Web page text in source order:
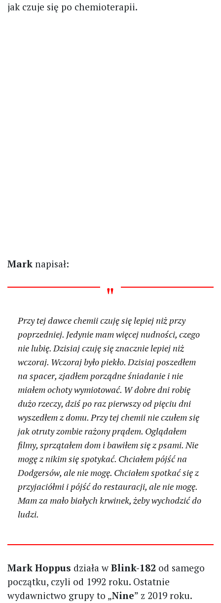
jak czuje się po chemioterapii.
Mark napisał:
Przy tej dawce chemii czuję się lepiej niż przy
poprzedniej. Jedynie mam więcej nudności, czego
nie lubię. Dzisiaj czuję się znacznie lepiej niż
wczoraj. Wczoraj było piekło. Dzisiaj poszedłem
na spacer, zjadłem porządne śniadanie i nie
miałem ochoty wymiotować. W dobre dni robię
dużo rzeczy, dziś po raz pierwszy od pięciu dni
wyszedłem z domu. Przy tej chemii nie czułem się
jak otruty zombie rażony prądem. Oglądałem
filmy, sprzątałem dom i bawiłem się z psami. Nie
mogę z nikim się spotykać. Chciałem pójść na
Dodgersów, ale nie mogę. Chciałem spotkać się z
przyjaciółmi i pójść do restauracji, ale nie mogę.
Mam za mało białych krwinek, żeby wychodzić do
ludzi.
Mark Hoppus działa w Blink-182 od samego
początku, czyli od 1992 roku. Ostatnie
wydawnictwo grupy to „Nine” z 2019 roku.